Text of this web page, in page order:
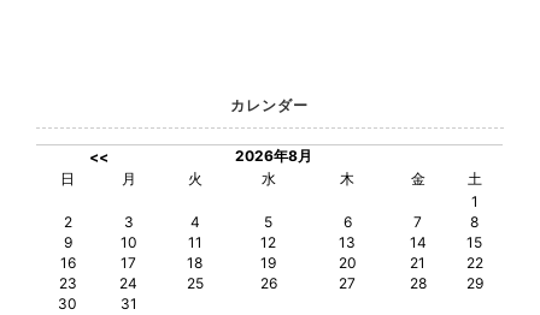
カレンダー
<<
2026年8月
日
月 火 水 木 金
土
1
2
3 4 5 6 7
8
9
10 11 12 13 14
15
16
17 18 19 20 21
22
23
24 25 26 27 28
29
30
31